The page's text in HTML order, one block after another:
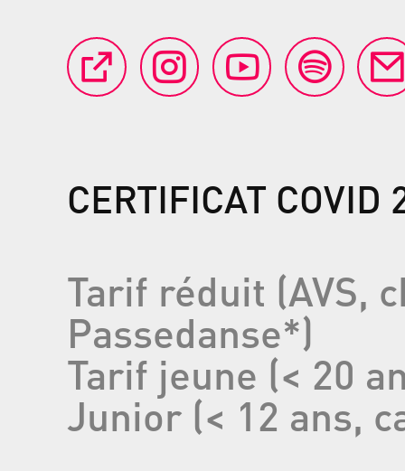
CERTIFICAT COVID
Tarif réduit (AVS,
Passedanse*)
Tarif jeune (< 20
Junior (< 12 ans,